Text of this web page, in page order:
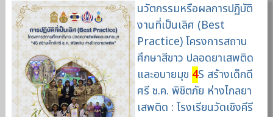
นวัตกรรมหรือผลการปฏิบัติ
งานที่เป็นเลิศ (Best
Practice) โครงการสถาน
ศึกษาสีขาว ปลอดยาเสพติด
และอบายมุข 4S สร้างเด็กดี
ศรี ช.ค. พิชิตภัย ห่างไกลยา
เสพติด : โรงเรียนวัดเชิงคีรี